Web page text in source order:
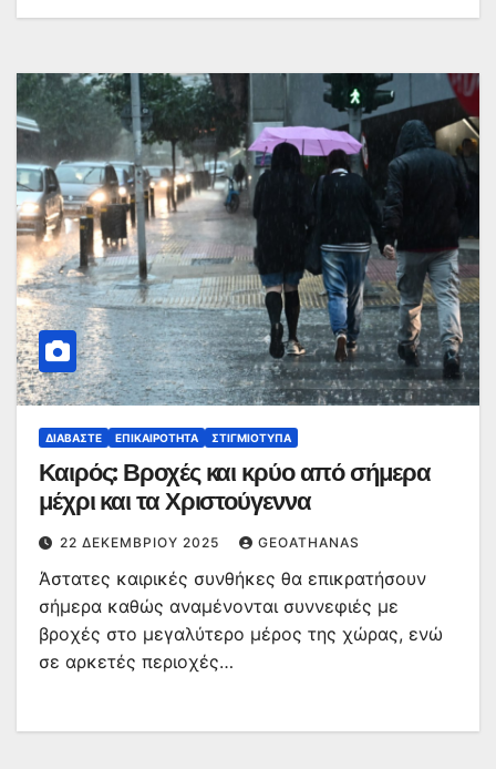
ΔΙΑΒΆΣΤΕ ΕΠΙΚΑΙΡΌΤΗΤΑ ΣΤΙΓΜΙΌΤΥΠΑ
Καιρός: Βροχές και κρύο από σήμερα
μέχρι και τα Χριστούγεννα
22 ΔΕΚΕΜΒΡΊΟΥ 2025 GEOATHANAS
Άστατες καιρικές συνθήκες θα επικρατήσουν
σήμερα καθώς αναμένονται συννεφιές με
βροχές στο μεγαλύτερο μέρος της χώρας, ενώ
σε αρκετές περιοχές…